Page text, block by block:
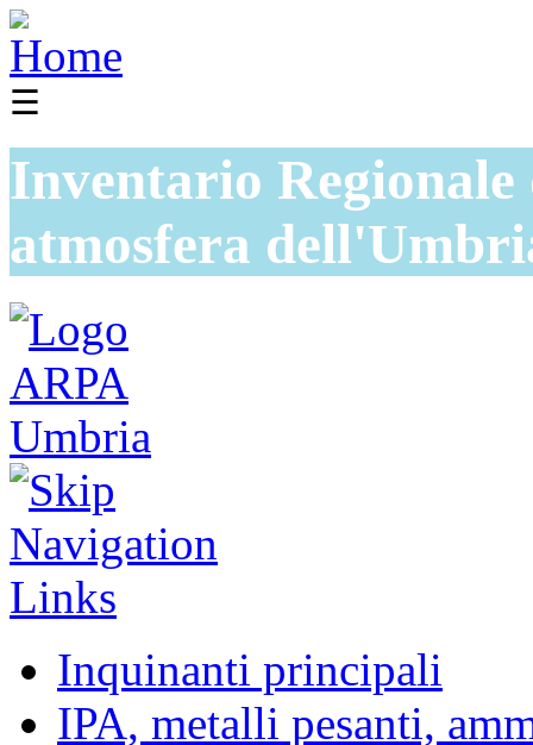
☰
Inventario
atmosfera
Inquinanti principali
IPA, metalli pesanti,